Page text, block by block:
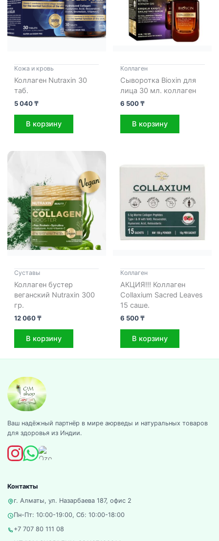
Кожа и кровь
Коллаген Nutraxin 30
таб.
5 040₸
В корзину
Коллаген
Сыворотка Bioxin для
лица 30 мл. коллаген
6 500₸
В корзину
Cуставы
Коллаген бустер
веганский Nutraxin 300
гр.
12 060₸
В корзину
Коллаген
АКЦИЯ!!! Коллаген
Collaxium Sacred Leaves
15 саше.
6 500₸
В корзину
Ваш надёжный партнёр в мире аюрведы и натуральных товаров
для здоровья из Индии.
Контакты
г. Алматы, ул. Назарбаева 187, офис 2
Пн-Пт: 10:00-19:00, Сб: 10:00-18:00
+7 707 80 111 08